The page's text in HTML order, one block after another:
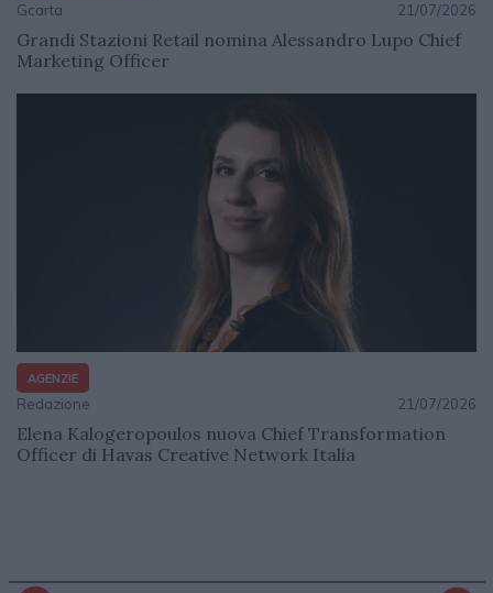
Gcarta 21/07/2026
Grandi Stazioni Retail nomina Alessandro Lupo Chief
Marketing Officer
AGENZIE
Redazione 21/07/2026
Elena Kalogeropoulos nuova Chief Transformation
Officer di Havas Creative Network Italia